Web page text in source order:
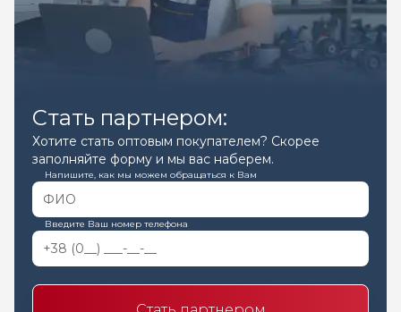
Стать партнером:
Хотите стать оптовым покупателем? Скорее
заполняйте форму и мы вас наберем.
Напишите, как мы можем обращаться к Вам
Введите Ваш номер телефона